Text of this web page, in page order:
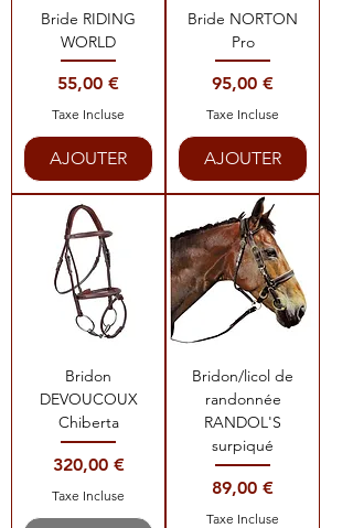
Bride RIDING
WORLD
Prix
55,00 €
Taxe Incluse
AJOUTER
Bride NORTON
Pro
Prix
95,00 €
Taxe Incluse
AJOUTER
Bridon
DEVOUCOUX
Chiberta
Prix
320,00 €
Taxe Incluse
Bridon/licol de
randonnée
RANDOL'S
surpiqué
Prix
89,00 €
Taxe Incluse